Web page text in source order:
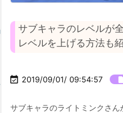
サブキャラのレベルが
レベルを上げる方法も
 2019/09/01/ 09:54:57
サブキャラのライトミンクさ